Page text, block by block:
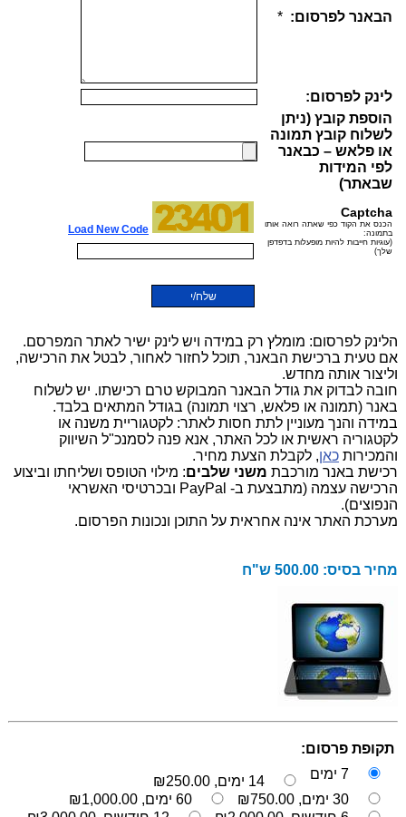
הלינק לפרסום: מומלץ רק במידה ויש לינק ישיר לאתר המפרסם.
אם טעית ברכישת הבאנר, תוכל לחזור לאחור, לבטל את הרכישה,
וליצור אותה מחדש.
חובה לבדוק את גודל הבאנר המבוקש טרם רכישתו. יש לשלוח
באנר (תמונה או פלאש, רצוי תמונה) בגודל המתאים בלבד.
במידה והנך מעוניין לתת חסות לאתר: לקטגוריית משנה או
לקטגוריה ראשית או לכל האתר, אנא פנה לסמנכ"ל השיווק
והמכירות כאן, לקבלת הצעת מחיר.
רכישת באנר מורכבת משני שלבים: מילוי הטופס ושליחתו וביצוע
הרכישה עצמה (מתבצעת ב- PayPal ובכרטיסי האשראי
הנפוצים).
מערכת האתר אינה אחראית על התוכן ונכונות הפרסום.
מחיר בסיס: 500.00 ש"ח
תקופת פרסום:
7 ימים
14 ימים,
₪250.00
30 ימים,
₪750.00 60 ימים,
₪1,000.00